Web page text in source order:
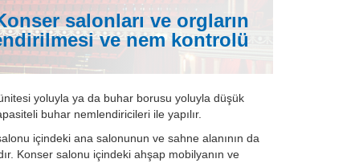
salonları ve orgların
ve nem kontrolü
yoluyla ya da buhar borusu yoluyla düşük
buhar nemlendiricileri ile yapılır.
içindeki ana salonunun ve sahne alanının da
Konser salonu içindeki ahşap mobilyanın ve